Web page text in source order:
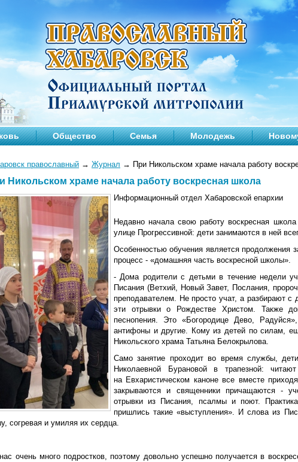
Общество Семья Молодежь
православный → Журнал → При Никольском храме начала работу
Никольском храме начала работу воскресная школа
Информационный отдел Хабаровской епархии
Недавно начала свою работу воскресная
улице Прогрессивной: дети занимаются в ней
Особенностью обучения является продолжения
процесс - «домашняя часть воскресной школы».
- Дома родители с детьми в течение недели
Писания (Ветхий, Новый Завет, Послания,
преподавателем. Не просто учат, а разбирают
эти отрывки о Рождестве Христом. Также
песнопения. Это «Богородице Дево,
антифоны и другие. Кому из детей по силам,
Никольского храма Татьяна Белокрылова.
Само занятие проходит во время службы,
Николаевной Бурановой в трапезной:
на Евхаристическом каноне все вместе
закрываются и священники причащаются -
отрывки из Писания, псалмы и поют.
пришлись такие «выступления». И слова из
согревая и умиляя их сердца.
очень много подростков, поэтому довольно успешно получается в